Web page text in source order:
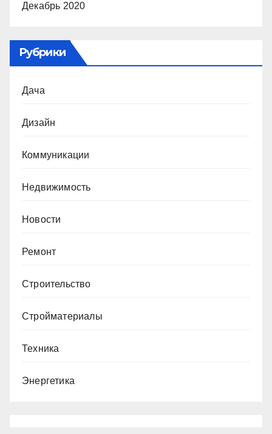
Декабрь 2020
Рубрики
Дача
Дизайн
Коммуникации
Недвижимость
Новости
Ремонт
Строительство
Стройматериалы
Техника
Энергетика